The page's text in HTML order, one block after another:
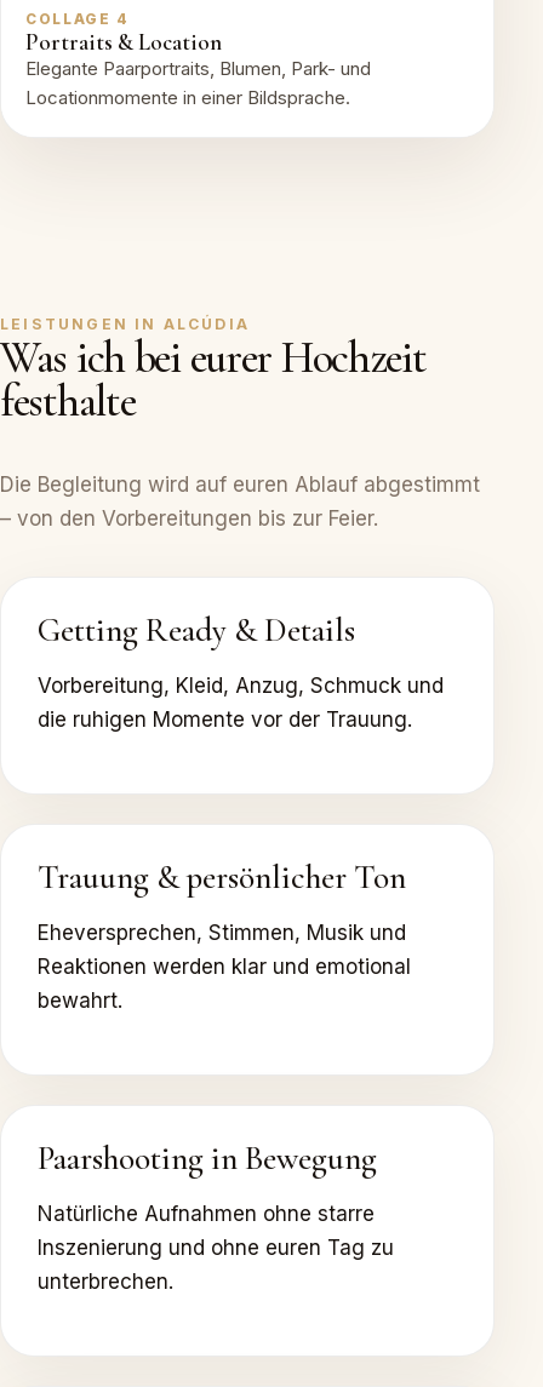
COLLAGE 4
Portraits & Location
Elegante Paarportraits, Blumen, Park- und
Locationmomente in einer Bildsprache.
LEISTUNGEN IN ALCÚDIA
Was ich bei eurer Hochzeit
festhalte
Die Begleitung wird auf euren Ablauf abgestimmt
– von den Vorbereitungen bis zur Feier.
Getting Ready & Details
Vorbereitung, Kleid, Anzug, Schmuck und
die ruhigen Momente vor der Trauung.
Trauung & persönlicher Ton
Eheversprechen, Stimmen, Musik und
Reaktionen werden klar und emotional
bewahrt.
Paarshooting in Bewegung
Natürliche Aufnahmen ohne starre
Inszenierung und ohne euren Tag zu
unterbrechen.